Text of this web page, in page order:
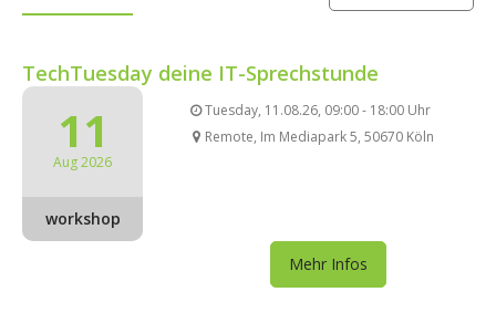
TechTuesday deine IT-Sprechstunde
11
Aug 2026
workshop
Tuesday, 11.08.26, 09:00 - 18:00 Uhr
Remote, Im Mediapark 5, 50670 Köln
Mehr Infos